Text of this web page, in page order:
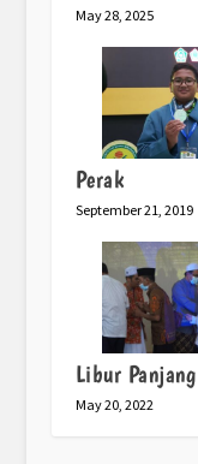
May 28, 2025
Perak
September 21, 2019
Libur
May 20, 2022